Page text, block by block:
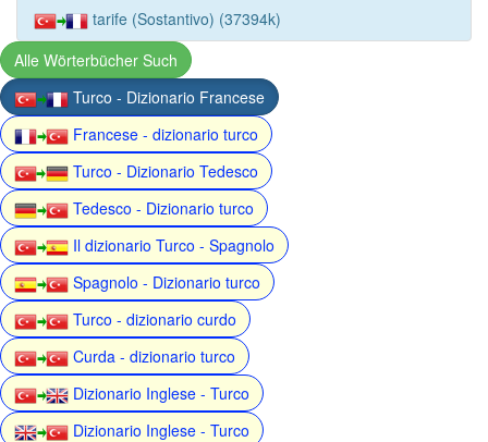
tarife (Sostantivo) (37394k)
Alle Wörterbücher Such
Turco - Dizionario Francese
Francese - dizionario turco
Turco - Dizionario Tedesco
Tedesco - Dizionario turco
Il dizionario Turco - Spagnolo
Spagnolo - Dizionario turco
Turco - dizionario curdo
Curda - dizionario turco
Dizionario Inglese - Turco
Dizionario Inglese - Turco